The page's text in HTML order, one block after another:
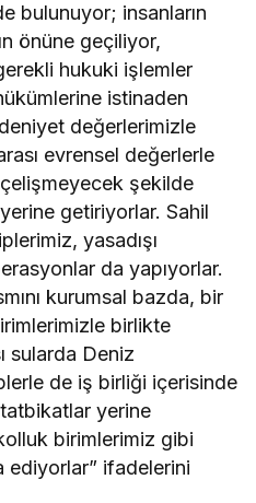
bulunuyor; insanların
önüne geçiliyor,
hukuki işlemler
istinaden
değerlerimizle
evrensel değerlerle
şekilde
getiriyorlar. Sahil
yasadışı
da yapıyorlar.
kurumsal bazda, bir
birlikte
sularda Deniz
de iş birliği içerisinde
yerine
birimlerimiz gibi
ifadelerini